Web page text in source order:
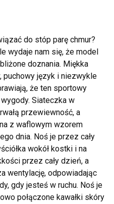
do stóp parę chmur?
wydaje nam się, że model
doznania. Miękka
puchowy język i niezwykle
że ten sportowy
Siateczka w
przewiewność, a
z waflowym wzorem
dnia. Noś je przez cały
wokół kostki i na
przez cały dzień, a
wentylację, odpowiadając
gdy jesteś w ruchu. Noś je
połączone kawałki skóry